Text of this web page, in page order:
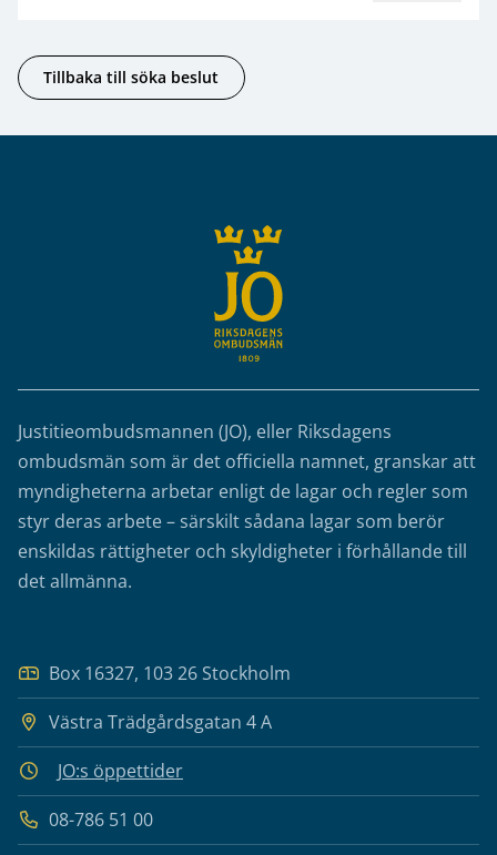
Tillbaka till söka beslut
Justitieombudsmannen (JO), eller Riksdagens
ombudsmän som är det officiella namnet, granskar att
myndigheterna arbetar enligt de lagar och regler som
styr deras arbete – särskilt sådana lagar som berör
enskildas rättigheter och skyldigheter i förhållande till
det allmänna.
Box 16327, 103 26 Stockholm
Västra Trädgårdsgatan 4 A
JO:s öppettider
08-786 51 00